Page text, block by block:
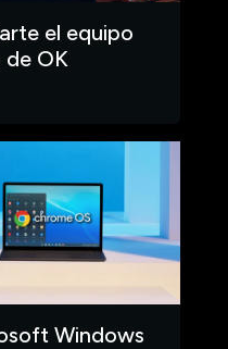
el equipo
de OK
Windows